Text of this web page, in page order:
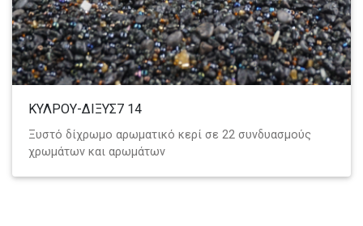
ΚΥΛΡΟΥ-ΔΙΞΥΣ7 14
Ξυστό δίχρωμο αρωματικό κερί σε 22 συνδυασμούς
χρωμάτων και αρωμάτων